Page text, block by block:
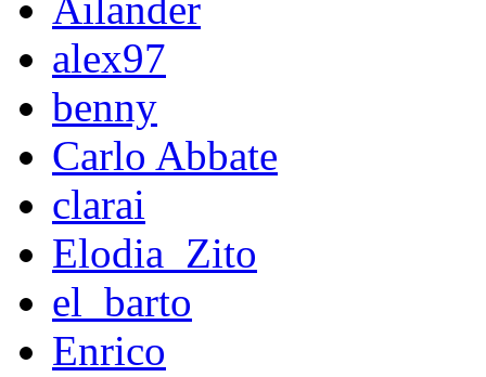
alex97
benny
Carlo Abbate
clarai
Elodia_Zito
el_barto
Enrico